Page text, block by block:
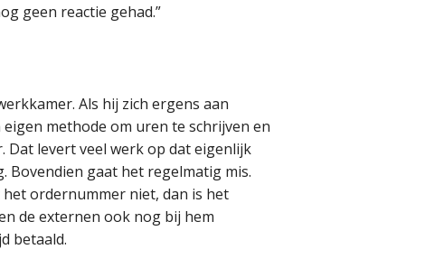
geen reactie gehad.”
Als hij zich ergens aan
methode om uren te schrijven en
levert veel werk op dat eigenlijk
Bovendien gaat het regelmatig mis.
ordernummer niet, dan is het
de externen ook nog bij hem
betaald.